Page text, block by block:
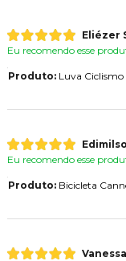
Eliézer
Eu recomendo esse
Produto:Luva Ciclismo
Eu recomendo esse
Produto:Bicicleta